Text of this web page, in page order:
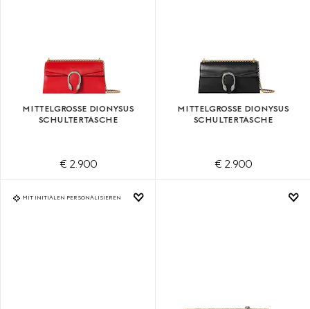
MITTELGROSSE DIONYSUS S
CHULTERTASCHE
€ 2.900
MITTELGROSSE DIONYSUS S
CHULTERTASCHE
€ 2.900
MIT INITIALEN PERSONALISIEREN